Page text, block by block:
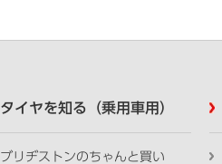
タイヤを知る（乗用車用）
ブリヂストンのちゃんと買い